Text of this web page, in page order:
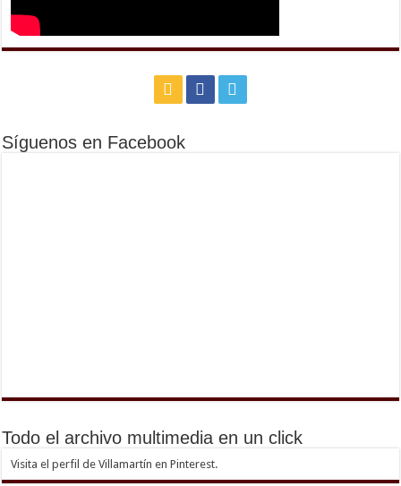
Síguenos en Facebook
Todo el archivo multimedia en un click
Visita el perfil de Villamartín en Pinterest.